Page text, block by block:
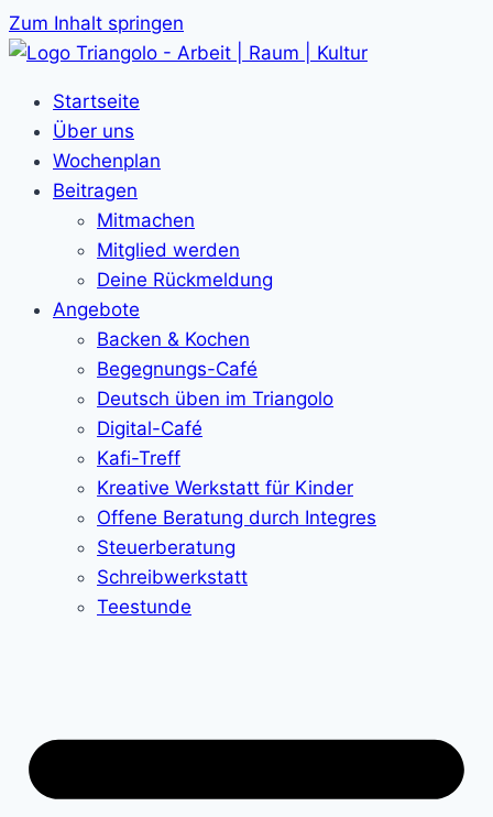
Zum Inhalt springen
Startseite
Über uns
Wochenplan
Beitragen
Mitmachen
Mitglied werden
Deine Rückmeldung
Angebote
Backen & Kochen
Begegnungs-Café
Deutsch üben im Triangolo
Digital-Café
Kafi-Treff
Kreative Werkstatt für Kinder
Offene Beratung durch Integres
Steuerberatung
Schreibwerkstatt
Teestunde